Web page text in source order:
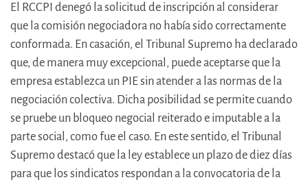
El RCCPI denegó la solicitud de inscripción al considerar
que la comisión negociadora no había sido correctamente
conformada. En casación, el Tribunal Supremo ha declarado
que, de manera muy excepcional, puede aceptarse que la
empresa establezca un PIE sin atender a las normas de la
negociación colectiva. Dicha posibilidad se permite cuando
se pruebe un bloqueo negocial reiterado e imputable a la
parte social, como fue el caso. En este sentido, el Tribunal
Supremo destacó que la ley establece un plazo de diez días
para que los sindicatos respondan a la convocatoria de la